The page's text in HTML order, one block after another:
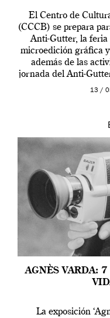
El Centro de
(CCCB) se prepara
Anti-Gutter, la feria
microedición gráfica
además de las
jornada del Anti-
13 /
AGNÈS VARDA:
La exposición